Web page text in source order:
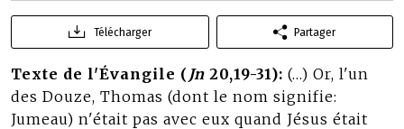
Télécharger Partager
Texte de l'Évangile ( Jn 20,19-31): (…) Or, l'un
des Douze, Thomas (dont le nom signifie:
Jumeau) n'était pas avec eux quand Jésus était